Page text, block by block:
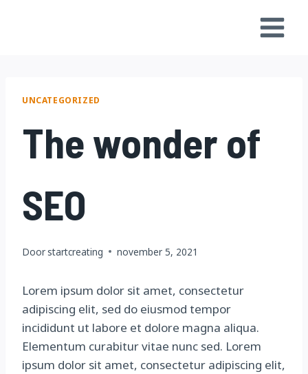
UNCATEGORIZED
The wonder of
SEO
Doorstartcreating november 5, 2021
Lorem ipsum dolor sit amet, consectetur
adipiscing elit, sed do eiusmod tempor
incididunt ut labore et dolore magna aliqua.
Elementum curabitur vitae nunc sed. Lorem
ipsum dolor sit amet, consectetur adipiscing elit,